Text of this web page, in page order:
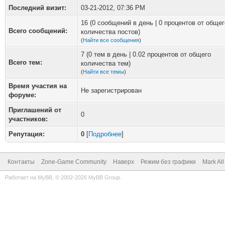
Последний визит:
03-21-2012, 07:36 PM
Всего сообщений:
16 (0 сообщений в день | 0 процентов от
количества постов)
(Найти все сообщения)
Всего тем:
7 (0 тем в день | 0.02 процентов от общего
количества тем)
(Найти все темы)
Время участия на
форуме:
Не зарегистрирован
Приглашений от
участников:
0
Репутация: 0 [Подробнее]
Контакты Zone-Game Community Наверх Режим без графики Mark
Работает на MyBB , © 2002-2026 MyBB Group